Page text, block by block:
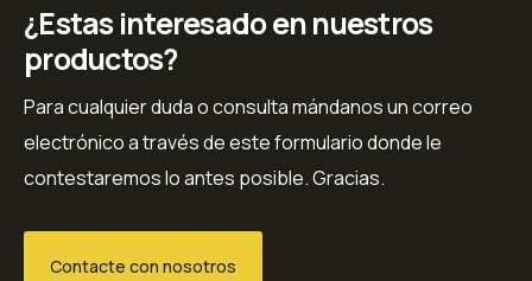
¿Estas interesado en nuestros
productos?
Para cualquier duda o consulta mándanos un correo
electrónico a través de este formulario donde le
contestaremos lo antes posible. Gracias.
Contacte con nosotros